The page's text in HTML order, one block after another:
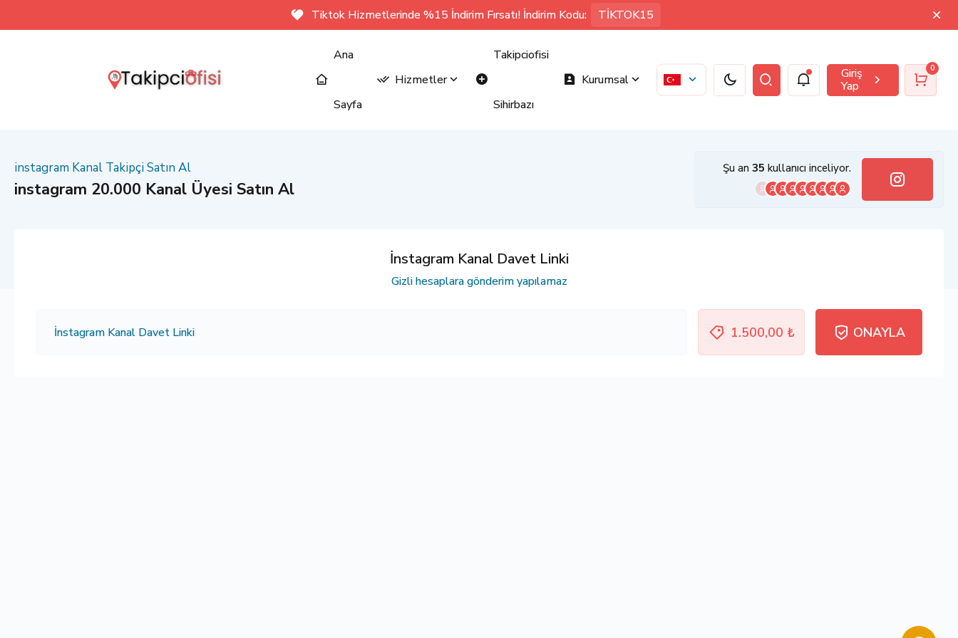
Tiktok Hizmetlerinde %15 İndirim Fırsatı! İndirim Kodu: TİKTOK15
Ana
Sayfa
Hizmetler
Takipciofisi
Sihirbazı
Kurumsal
Giriş
Yap
0
instagram Kanal Takipçi Satın Al
instagram 20.000 Kanal Üyesi Satın Al
Şu an 35 kullanıcı inceliyor.
İnstagram Kanal Davet Linki
Gizli hesaplara gönderim yapılamaz
1.500,00 ₺ ONAYLA